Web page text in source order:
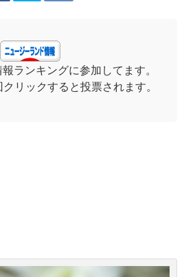
ランキングに参加してます。
クリックすると投票されます。